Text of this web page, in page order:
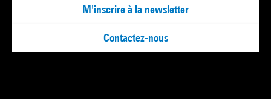
M'inscrire à la newsletter
Contactez-nous